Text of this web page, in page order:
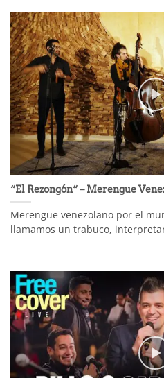
“El Rezongón“ – Merengue
Merengue venezolano por el
llamamos un trabuco,